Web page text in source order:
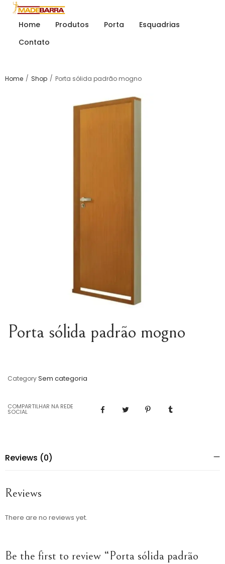
Home Produtos Porta
Esquadrias
Contato
Home / Shop / Porta sólida padrão mogno
Porta sólida padrão mogno
CategorySem categoria
COMPARTILHAR NA REDE
SOCIAL
Reviews (0)
Reviews
There are no reviews yet.
Be the first to review “Porta sólida padrão